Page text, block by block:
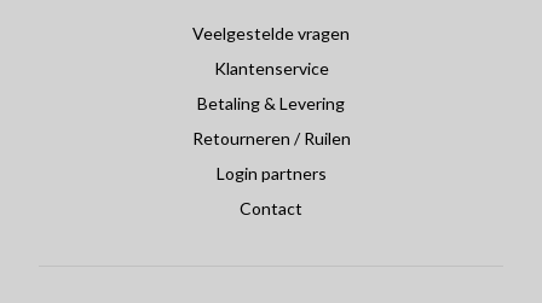
Veelgestelde vragen
Klantenservice
Betaling & Levering
Retourneren / Ruilen
Login partners
Contact